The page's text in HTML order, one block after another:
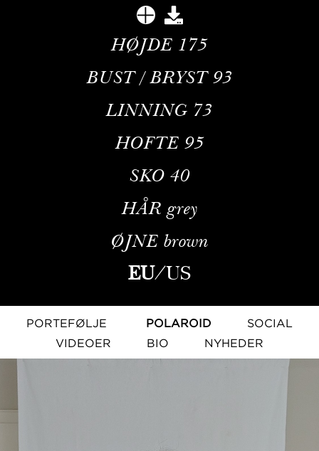
HØJDE 175
BUST / BRYST93
LINNING 73
HOFTE 95
SKO 40
HÅR grey
ØJNE brown
EU/US
PORTEFØLJE POLAROID
SOCIAL
VIDEOER
BIO NYHEDER